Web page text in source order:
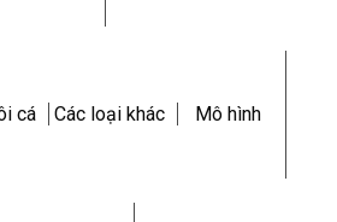
cá Các loại khác Mô hình